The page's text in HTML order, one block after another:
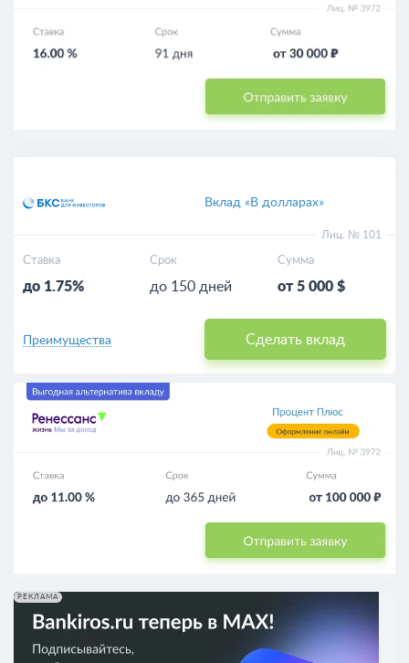
Вклад «В долларах»
Лиц. № 101
Ставка
до 1.75%
Срок
до 150 дней
Сумма
от 5 000 $
Сделать вклад
Преимущества
РЕКЛАМА